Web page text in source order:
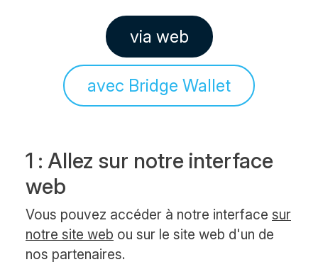
via web
avec Bridge Wallet
1 : Allez sur notre interface
web
Vous pouvez accéder à notre interface sur
notre site web ou sur le site web d'un de
nos partenaires.